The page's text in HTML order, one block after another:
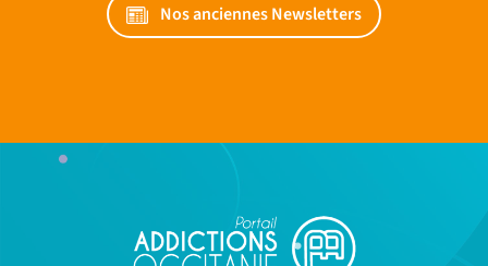
Nos anciennes Newsletters